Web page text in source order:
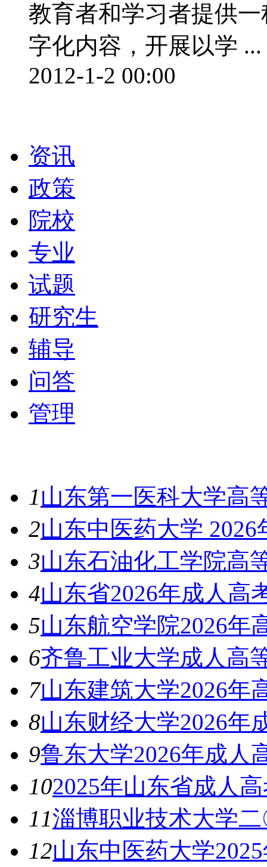
教育者和学习者提供
字化内容，开展以学 ...
2012-1-2 00:00
资讯
政策
院校
专业
试题
研究生
辅导
问答
管理
1山东第一医科大学高
2山东中医药大学
3山东石油化工学院高
4山东省2026年成人高
5山东航空学院2026年
6齐鲁工业大学成人高
7山东建筑大学2026年
8山东财经大学2026年
9鲁东大学2026年成人
102025年山东省成人
11淄博职业技术大学
12山东中医药大学